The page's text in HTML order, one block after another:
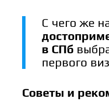
С чего же
в СПб
первого
Советы и